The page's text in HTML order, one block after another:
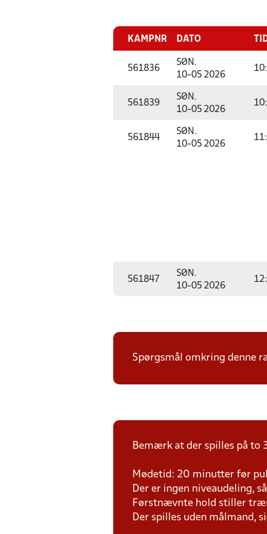
KAMPNR DATO
561836
SØN.
10-05 2026
561839
SØN.
10-05 2026
561844
SØN.
10-05 2026
561847
SØN.
10-05 2026
Spørgsmål omkring denne
Bemærk at der spilles på to
Mødetid: 20 minutter før
Der er ingen niveaudeling,
Førstnævnte hold stiller
Der spilles uden målmand,